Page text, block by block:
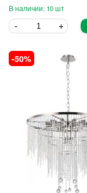
10
50